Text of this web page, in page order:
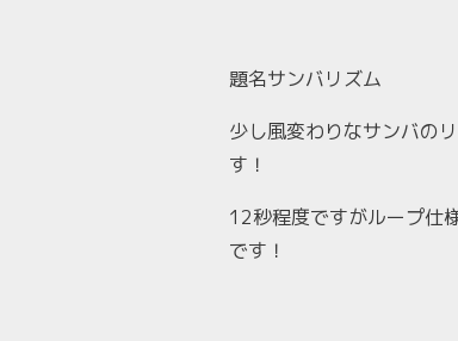
題名サンバリズム
少し風変わりなサンバの
す！
12秒程度ですがループ仕
です！